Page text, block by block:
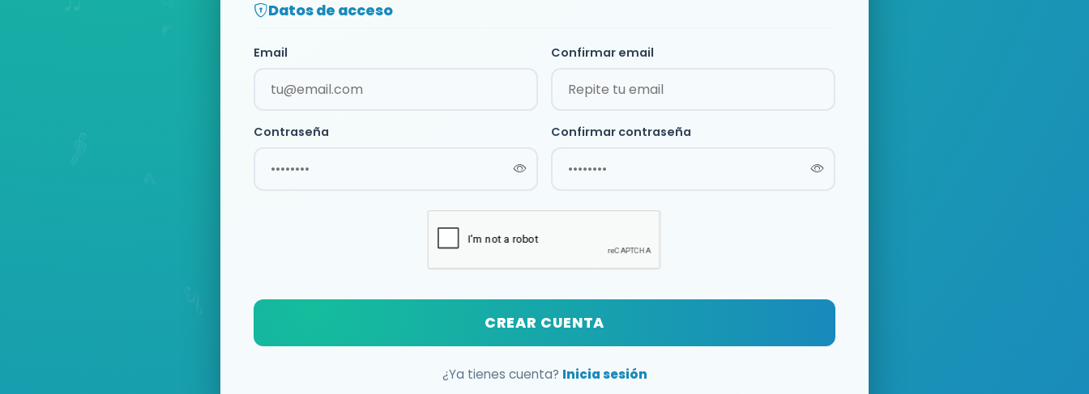
Datos de acceso
Email Confirmar email
Contraseña Confirmar contraseña
CREAR CUENTA
¿Ya tienes cuenta? Inicia sesión